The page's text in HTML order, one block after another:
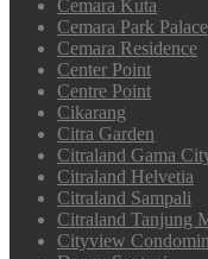
Cemara Kuta
Cemara Park Palace
Cemara Residence
Center Point
Centre Point
Cikarang
Citra Garden
Citraland Gama
Citraland Helvetia
Citraland Sampali
Citraland Tanjung
Cityview